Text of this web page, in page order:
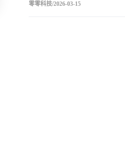
零零科技/2026-03-15